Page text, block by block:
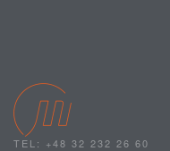
TEL: +48 32 232 26 60